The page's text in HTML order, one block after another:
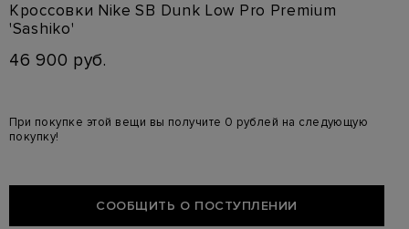
Кроссовки Nike SB Dunk Low Pro Premium
'Sashiko'
46 900 руб.
При покупке этой вещи вы получите 0 рублей на следующую
покупку!
СООБЩИТЬ О ПОСТУПЛЕНИИ